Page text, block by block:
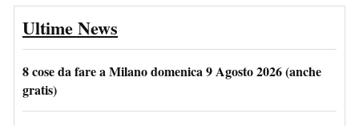
Ultime News
8 cose da fare a Milano domenica 9 Agosto 2026 (anche
gratis)